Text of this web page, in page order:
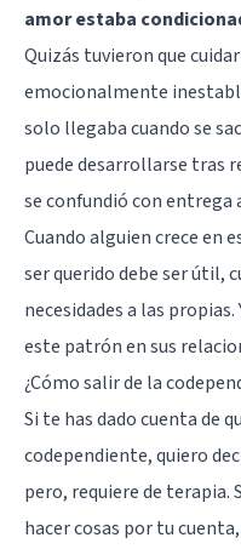
amor estaba
Quizás tuvieron que
emocionalmente
solo llegaba cuando se
puede desarrollarse tras
se confundió con entrega
Cuando alguien crece en
ser querido debe ser útil,
necesidades a las
este patrón en sus
¿Cómo salir de la
Si te has dado cuenta de
codependiente, quiero
pero, requiere de
hacer cosas por tu